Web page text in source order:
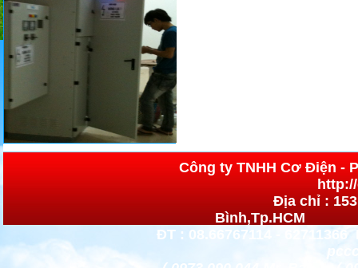
Công ty TNHH Cơ
Địa chỉ :
Bình,Tp.HCM
ĐT : 08.66767114 - 62711366